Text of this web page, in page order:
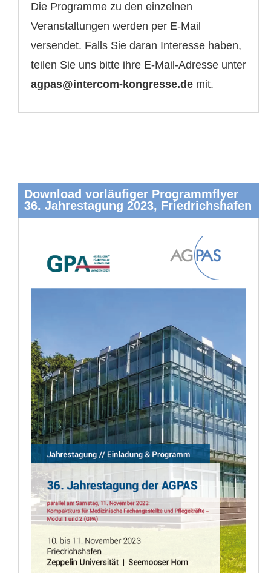
Die Programme zu den einzelnen
Veranstaltungen werden per E-Mail
versendet. Falls Sie daran Interesse haben,
teilen Sie uns bitte ihre E-Mail-Adresse unter
agpas@intercom-kongresse.de mit.
Download vorläufiger Programmflyer
36. Jahrestagung 2023, Friedrichshafen